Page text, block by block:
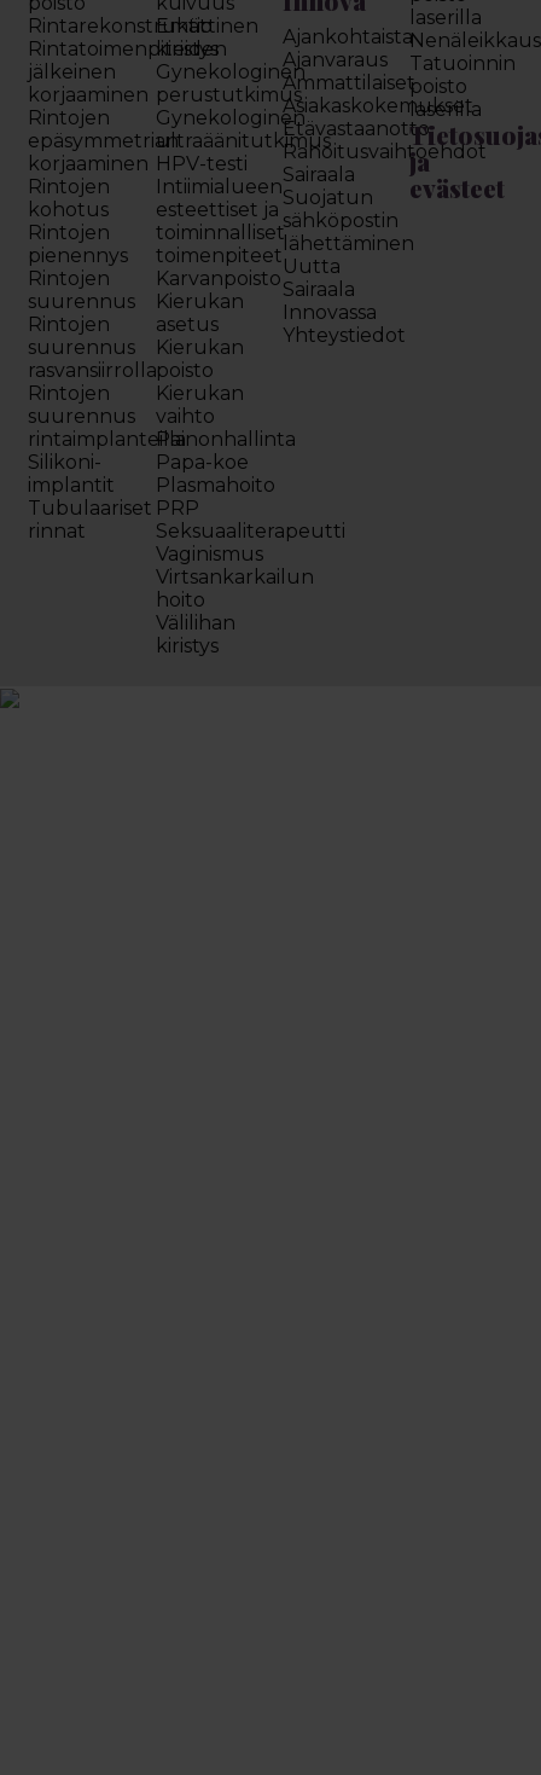
Rintarekonstruktio
Rintatoimenpiteiden
jälkeinen
korjaaminen
Rintojen
epäsymmetrian
korjaaminen
Rintojen
kohotus
Rintojen
pienennys
Rintojen
suurennus
Rintojen
suurennus
rasvansiirrolla
Rintojen
suurennus
rintaimplanteilla
Silikoni-
implantit
Tubulaariset
rinnat
Emättinen
kiristys
Gynekologinen
perustutkimus
Gynekologinen
ultraäänitutkimus
HPV-testi
Intiimialueen
esteettiset ja
toiminnalliset
toimenpiteet
Karvanpoisto
Kierukan
asetus
Kierukan
poisto
Kierukan
vaihto
Painonhallinta
Papa-koe
Plasmahoito
PRP
Seksuaaliterapeutti
Vaginismus
Virtsankarkailun
hoito
Välilihan
kiristys
Ajankohtaista
Ajanvaraus
Ammattilaiset
Asiakaskokemukset
Etävastaanotto
Rahoitusvaihtoehdot
Sairaala
Suojatun
sähköpostin
lähettäminen
Uutta
Sairaala
Innovassa
Yhteystiedot
laserilla
Nenäleikkaus
Tatuoinnin
poisto
laserilla
ja
evästeet